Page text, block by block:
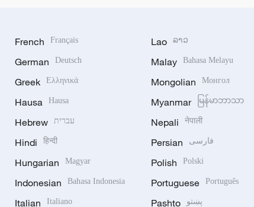
French Français
German Deutsch
Greek Ελληνικά
Hausa Hausa
Hebrew עברית
Hindi हिन्दी
Hungarian Magyar
Indonesian Bahasa Indonesia
Italian Italiano
Lao ລາວ
Malay Bahasa Melayu
Mongolian Монгол
Myanmar မြန်မာဘာသာ
Nepali नेपाली
Persian فارسی
Polish Polski
Portuguese Português
Pashto پښتو